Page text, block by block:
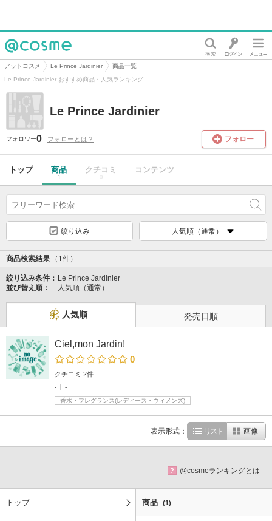
@cosme
アットコスメ Le Prince Jardinier
商品一覧
Le Prince Jardinier おすすめ商品・人気ランキング
Le Prince Jardinier
フォロワー0 フォローとは？ フォロー
トップ 商品
1
クチコミ
0
コンテンツ
絞り込み 人気順（通常）
商品検索結果 （1件）
絞り込み条件： Le Prince Jardinier
並び替え順：
人気順（通常）
人気順 発売日順
Ciel,mon Jardin!
0
クチコミ 2件
-
-
香水・フレグランス(レディース・ウィメンズ)
表示形式： リスト 画像
? @cosmeランキングとは
トップ 商品 (1)